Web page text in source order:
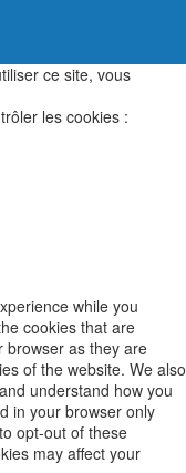
ce site, vous
les cookies :
while you
cookies that are
browser as they are
of the website. We also
understand how you
in your browser only
opt-out of these
may affect your